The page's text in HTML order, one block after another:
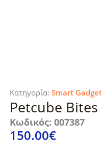
Κατηγορία: Smart
Petcube Bites
Κωδικός: 007387
150.00€